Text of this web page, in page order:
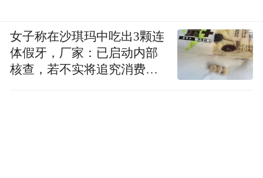
女子称在沙琪玛中吃出3颗连
体假牙，厂家：已启动内部
核查，若不实将追究消费者